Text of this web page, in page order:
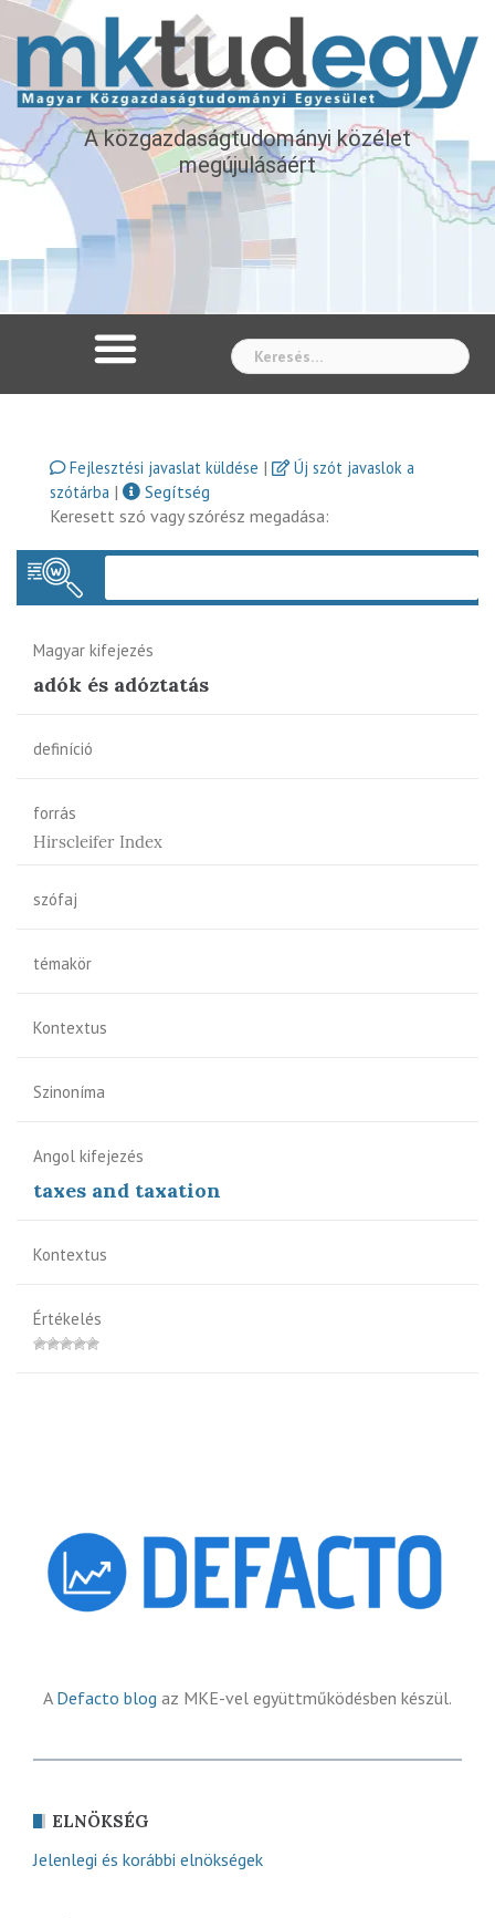
A közgazdaságtudományi közélet
megújulásáért
Fejlesztési javaslat küldése |
Új szót javaslok a
szótárba |
Segítség
Keresett szó vagy szórész megadása:
Magyar kifejezés
adók és adóztatás
definíció
forrás
Hirscleifer Index
szófaj
témakör
Kontextus
Szinoníma
Angol kifejezés
taxes and taxation
Kontextus
Értékelés
A Defacto blog az MKE-vel együttműködésben készül.
ELNÖKSÉG
Jelenlegi és korábbi elnökségek